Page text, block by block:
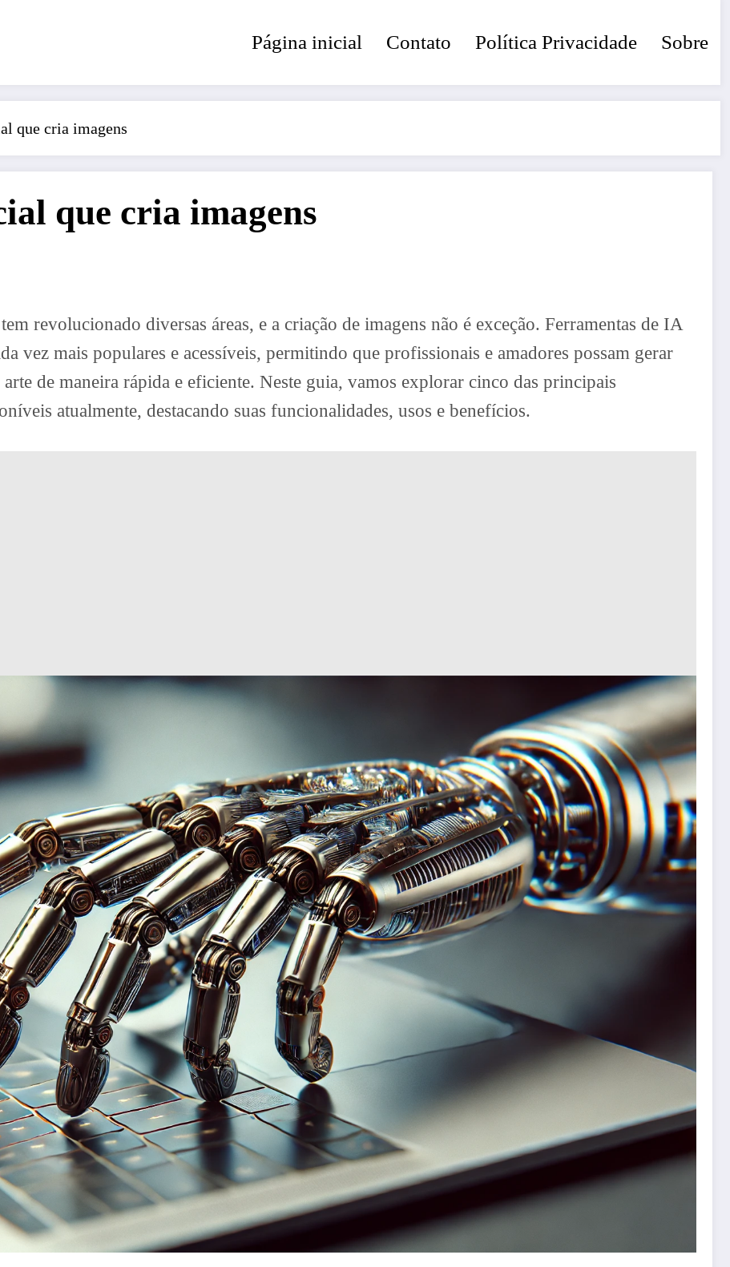
Página inicial Contato Política Privacidade Sobre
que cria imagens
que cria imagens
revolucionado diversas áreas, e a criação de imagens não é exceção. Ferramentas de IA
vez mais populares e acessíveis, permitindo que profissionais e amadores possam gerar
de maneira rápida e eficiente. Neste guia, vamos explorar cinco das principais
atualmente, destacando suas funcionalidades, usos e benefícios.